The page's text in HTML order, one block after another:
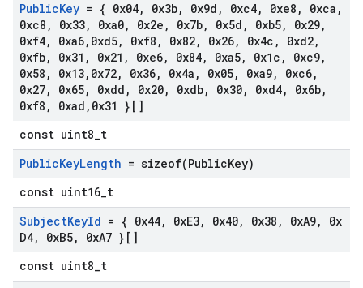
PublicKey = { 0x04, 0x3b, 0x9d , 0xc4, 0xe8 , 0xca ,
0xc8 , 0x33, 0xa0, 0x2e , 0x7b, 0x5d , 0xb5, 0x29,
0xf4, 0xa6, 0xd5, 0xf8 , 0x82, 0x26, 0x4c , 0xd2,
0xfb, 0x31 , 0x21 , 0xe6, 0x84, 0xa5, 0x1c , 0xc9,
0x58 , 0x13, 0x72, 0x36, 0x4a , 0x05, 0xa9, 0xc6,
0x27, 0x65, 0xdd , 0x20, 0xdb, 0x30, 0xd4, 0x6b,
0xf8 , 0xad , 0x31 }[]
const uint8_t
PublicKeyLength = sizeof(PublicKey)
const uint16_t
SubjectKeyId = { 0x44, 0xE3, 0x40, 0x38 , 0xA9,
0x
D4, 0xB5, 0xA7 }[]
const uint8_t